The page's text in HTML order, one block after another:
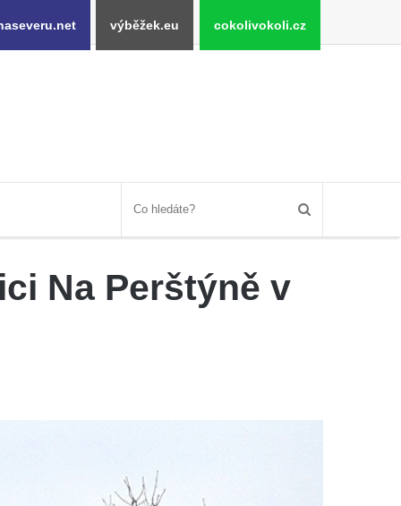
výběžek.eu cokolivokoli.cz
Na Perštýně v